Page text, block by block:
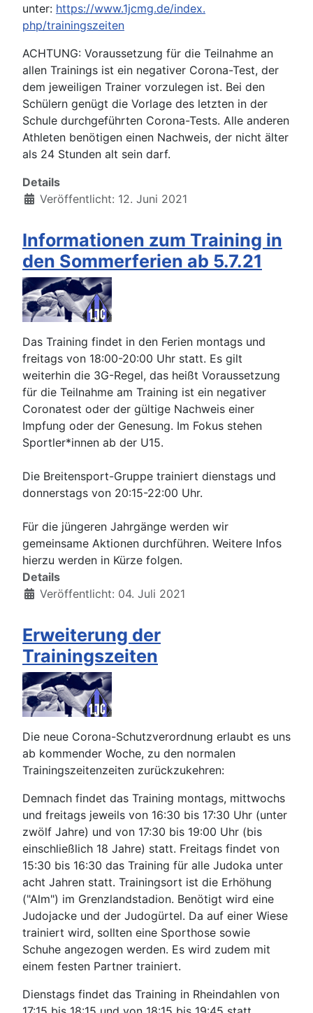
unter: https://www.1jcmg.de/index.
php/trainingszeiten
ACHTUNG: Voraussetzung für die Teilnahme an
allen Trainings ist ein negativer Corona-Test, der
dem jeweiligen Trainer vorzulegen ist. Bei den
Schülern genügt die Vorlage des letzten in der
Schule durchgeführten Corona-Tests. Alle anderen
Athleten benötigen einen Nachweis, der nicht älter
als 24 Stunden alt sein darf.
Details
Veröffentlicht: 12. Juni 2021
Informationen zum Training in
den Sommerferien ab 5.7.21
Das Training findet in den Ferien montags und
freitags von 18:00-20:00 Uhr statt. Es gilt
weiterhin die 3G-Regel, das heißt Voraussetzung
für die Teilnahme am Training ist ein negativer
Coronatest oder der gültige Nachweis einer
Impfung oder der Genesung. Im Fokus stehen
Sportler*innen ab der U15.
Die Breitensport-Gruppe trainiert dienstags und
donnerstags von 20:15-22:00 Uhr.
Für die jüngeren Jahrgänge werden wir
gemeinsame Aktionen durchführen. Weitere Infos
hierzu werden in Kürze folgen.
Details
Veröffentlicht: 04. Juli 2021
Erweiterung der
Trainingszeiten
Die neue Corona-Schutzverordnung erlaubt es uns
ab kommender Woche, zu den normalen
Trainingszeitenzeiten zurückzukehren:
Demnach findet das Training montags, mittwochs
und freitags jeweils von 16:30 bis 17:30 Uhr (unter
zwölf Jahre) und von 17:30 bis 19:00 Uhr (bis
einschließlich 18 Jahre) statt. Freitags findet von
15:30 bis 16:30 das Training für alle Judoka unter
acht Jahren statt. Trainingsort ist die Erhöhung
("Alm") im Grenzlandstadion. Benötigt wird eine
Judojacke und der Judogürtel. Da auf einer Wiese
trainiert wird, sollten eine Sporthose sowie
Schuhe angezogen werden. Es wird zudem mit
einem festen Partner trainiert.
Dienstags findet das Training in Rheindahlen von